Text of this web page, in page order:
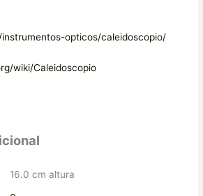
opticos/caleidoscopio/
wiki/Caleidoscopio
16.0 cm altura